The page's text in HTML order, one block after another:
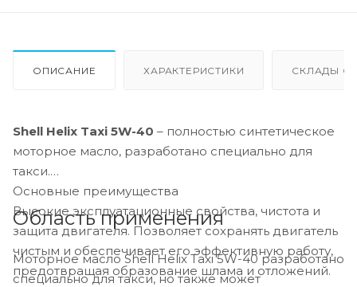
ОПИСАНИЕ ХАРАКТЕРИСТИКИ СКЛАДЫ
Shell Helix Taxi 5W-40 – полностью синтетическое
моторное масло, разработано специально для
такси.
Основные преимущества
Высокие эксплуатационные свойства, чистота и
защита двигателя. Позволяет сохранять двигатель
чистым и обеспечивает его эффективную работу,
предотвращая образование шлама и отложений.
Область применения
Моторное масло Shell Helix Taxi 5W-40 разработано
специально для такси, но также может